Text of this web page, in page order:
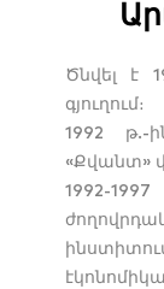
Ծնվել է
գյուղում։
1992 թ.-
«Քվանտ»
1992-